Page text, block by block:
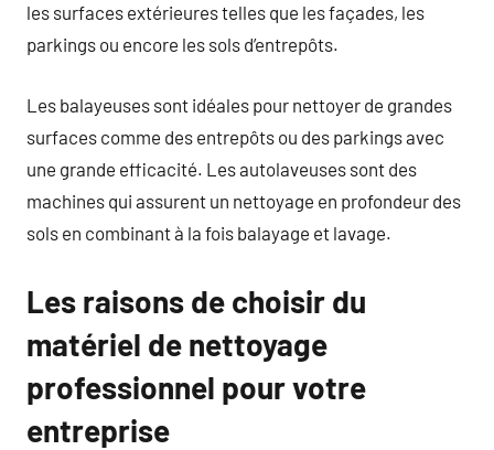
les surfaces extérieures telles que les façades, les
parkings ou encore les sols d’entrepôts.
Les balayeuses sont idéales pour nettoyer de grandes
surfaces comme des entrepôts ou des parkings avec
une grande efficacité. Les autolaveuses sont des
machines qui assurent un nettoyage en profondeur des
sols en combinant à la fois balayage et lavage.
Les raisons de choisir du
matériel de nettoyage
professionnel pour votre
entreprise